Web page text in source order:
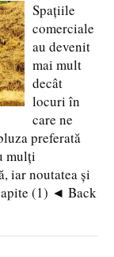
Spațiile
comerciale
au devenit
mai mult
decât
locuri în
care ne
preferată
mulți
iar noutatea și
(1) ◄ Back